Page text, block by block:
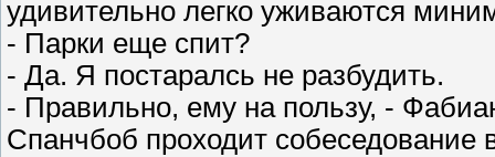
удивительно легко уживаются
- Парки еще спит?
- Да. Я постаралсь не разбудить.
- Правильно, ему на пользу, -
Спанчбоб проходит собеседование